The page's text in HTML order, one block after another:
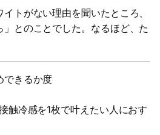
トがない理由を聞いたところ、
」とのことでした。なるほど、た
できるか度
触冷感を1枚で叶えたい人におす